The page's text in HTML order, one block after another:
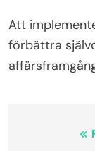
Att
förbättra